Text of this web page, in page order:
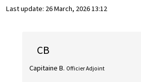
Last update: 26 March, 2026 13:12
CB
Capitaine B. Officier Adjoint